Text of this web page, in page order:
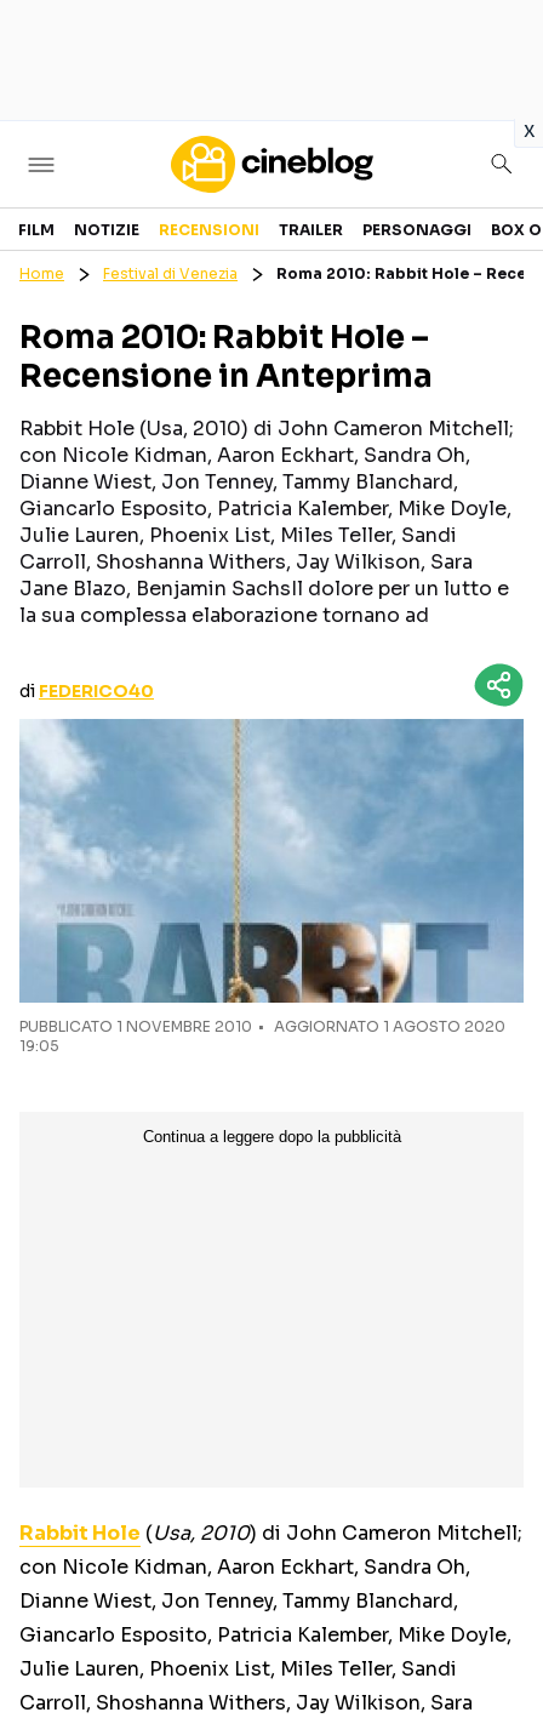
x
Cinema
GENERI
PERSONAGGI
CANALI STREAMING
Categorie
NOTIZIE
CURIOSITÀ
RECENSIONI
TRAILER
BOX OFFICE
FILM NOTIZIE RECENSIONI TRAILER PERSONAGGI BOX
Home Festival di Venezia Roma 2010: Rabbit Hole –
Roma 2010: Rabbit Hole –
Recensione in Anteprima
Rabbit Hole (Usa, 2010) di John Cameron Mitchell;
con Nicole Kidman, Aaron Eckhart, Sandra Oh,
Dianne Wiest, Jon Tenney, Tammy Blanchard,
Giancarlo Esposito, Patricia Kalember, Mike Doyle,
Julie Lauren, Phoenix List, Miles Teller, Sandi
Carroll, Shoshanna Withers, Jay Wilkison, Sara
Jane Blazo, Benjamin SachsIl dolore per un lutto e
la sua complessa elaborazione tornano ad
di FEDERICO40
PUBBLICATO 1 NOVEMBRE 2010
AGGIORNATO 1 AGOSTO 2020
19:05
Rabbit Hole (Usa, 2010) di John Cameron Mitchell;
con Nicole Kidman, Aaron Eckhart, Sandra Oh,
Dianne Wiest, Jon Tenney, Tammy Blanchard,
Giancarlo Esposito, Patricia Kalember, Mike Doyle,
Julie Lauren, Phoenix List, Miles Teller, Sandi
Carroll, Shoshanna Withers, Jay Wilkison, Sara